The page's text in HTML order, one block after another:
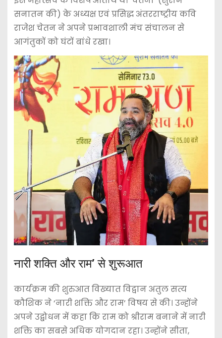
सनातन की) के अध्यक्ष एवं प्रसिद्ध अंतरराष्ट्रीय कवि
राजेश चेतन ने अपने प्रभावशाली मंच संचालन से
आगंतुकों को घंटों बांधे रखा।
नारी शक्ति और राम’ से शुरूआत
कार्यक्रम की शुरुआत विख्यात विद्वान अतुल सत्य
कौशिक ने ‘नारी शक्ति और राम’ विषय से की। उन्होंने
अपने उद्बोधन में कहा कि राम को श्रीराम बनाने में नारी
शक्ति का सबसे अधिक योगदान रहा। उन्होंने सीता,